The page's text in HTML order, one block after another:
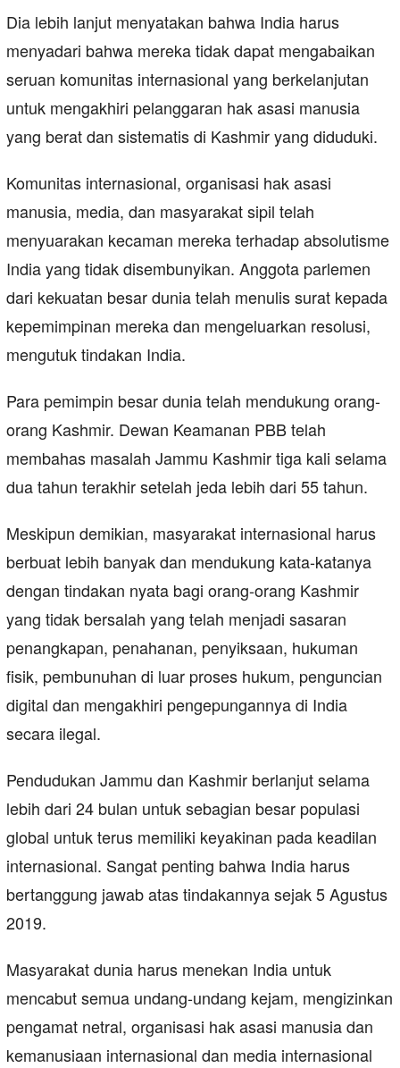
Dia lebih lanjut menyatakan bahwa India harus
menyadari bahwa mereka tidak dapat mengabaikan
seruan komunitas internasional yang berkelanjutan
untuk mengakhiri pelanggaran hak asasi manusia
yang berat dan sistematis di Kashmir yang diduduki.
Komunitas internasional, organisasi hak asasi
manusia, media, dan masyarakat sipil telah
menyuarakan kecaman mereka terhadap absolutisme
India yang tidak disembunyikan. Anggota parlemen
dari kekuatan besar dunia telah menulis surat kepada
kepemimpinan mereka dan mengeluarkan resolusi,
mengutuk tindakan India.
Para pemimpin besar dunia telah mendukung orang-
orang Kashmir. Dewan Keamanan PBB telah
membahas masalah Jammu Kashmir tiga kali selama
dua tahun terakhir setelah jeda lebih dari 55 tahun.
Meskipun demikian, masyarakat internasional harus
berbuat lebih banyak dan mendukung kata-katanya
dengan tindakan nyata bagi orang-orang Kashmir
yang tidak bersalah yang telah menjadi sasaran
penangkapan, penahanan, penyiksaan, hukuman
fisik, pembunuhan di luar proses hukum, penguncian
digital dan mengakhiri pengepungannya di India
secara ilegal.
Pendudukan Jammu dan Kashmir berlanjut selama
lebih dari 24 bulan untuk sebagian besar populasi
global untuk terus memiliki keyakinan pada keadilan
internasional. Sangat penting bahwa India harus
bertanggung jawab atas tindakannya sejak 5 Agustus
2019.
Masyarakat dunia harus menekan India untuk
mencabut semua undang-undang kejam, mengizinkan
pengamat netral, organisasi hak asasi manusia dan
kemanusiaan internasional dan media internasional